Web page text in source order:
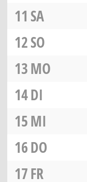
11 SA
12SO
13MO
14DI
15MI
16DO
17FR